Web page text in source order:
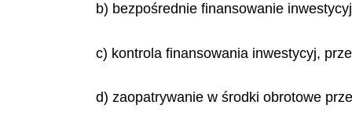
b) bezpośrednie finansowanie
c) kontrola finansowania inwestycyj,
d) zaopatrywanie w środki obrotowe